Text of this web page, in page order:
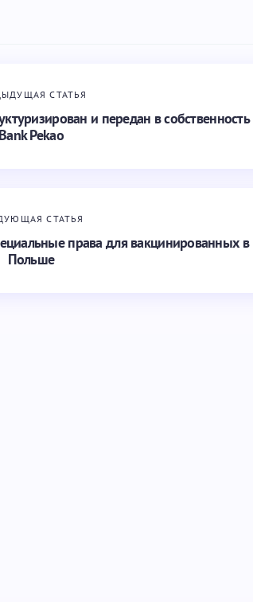
СТАТЬЯ
и передан в собственность
Bank Pekao
СТАТЬЯ
права для вакцинированных в
Польше